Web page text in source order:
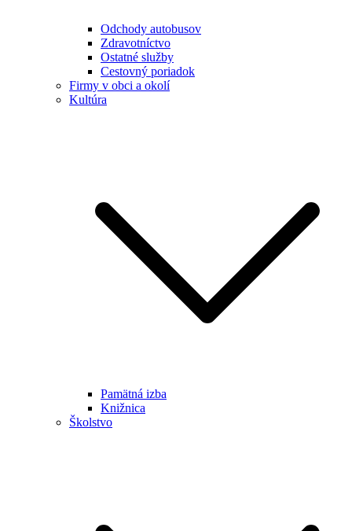
Odchody autobusov
Zdravotníctvo
Ostatné služby
Cestovný poriadok
Firmy v obci a okolí
Kultúra
Pamätná izba
Knižnica
Školstvo